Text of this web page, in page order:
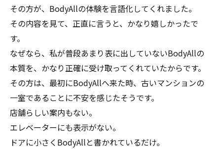
その方が、BodyAllの体験を言語化してくれました。
その内容を見て、正直に言うと、かなり嬉しかったで
す。
なぜなら、私が普段あまり表に出していないBodyAllの
本質を、かなり正確に受け取ってくれていたからです。
その方は、最初にBodyAllへ来た時、古いマンションの
一室であることに不安を感じたそうです。
店舗らしい案内もない。
エレベーターにも表示がない。
ドアに小さくBodyAllと書かれているだけ。